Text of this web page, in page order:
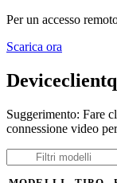
Per un accesso
Scarica ora
Suggerimento: Fare
connessione video